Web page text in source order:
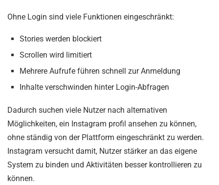
Ohne Login sind viele Funktionen eingeschränkt:
Stories werden blockiert
Scrollen wird limitiert
Mehrere Aufrufe führen schnell zur Anmeldung
Inhalte verschwinden hinter Login-Abfragen
Dadurch suchen viele Nutzer nach alternativen
Möglichkeiten, ein Instagram profil ansehen zu können,
ohne ständig von der Plattform eingeschränkt zu werden.
Instagram versucht damit, Nutzer stärker an das eigene
System zu binden und Aktivitäten besser kontrollieren zu
können.